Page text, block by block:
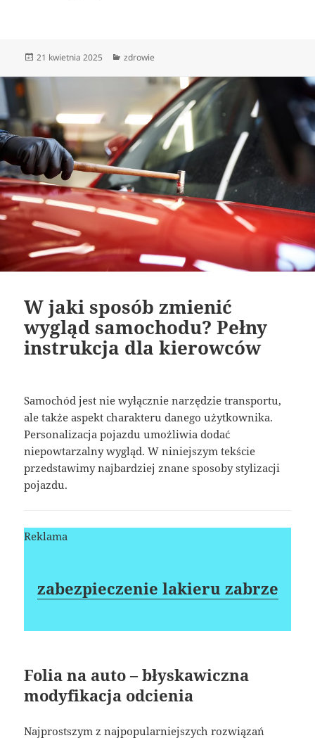
Data
21 kwietnia 2025 Kategorie
zdrowie
W jaki sposób zmienić
wygląd samochodu? Pełny
instrukcja dla kierowców
Samochód jest nie wyłącznie narzędzie transportu,
ale także aspekt charakteru danego użytkownika.
Personalizacja pojazdu umożliwia dodać
niepowtarzalny wygląd. W niniejszym tekście
przedstawimy najbardziej znane sposoby stylizacji
pojazdu.
Reklama
zabezpieczenie lakieru zabrze
Folia na auto – błyskawiczna
modyfikacja odcienia
Najprostszym z najpopularniejszych rozwiązań